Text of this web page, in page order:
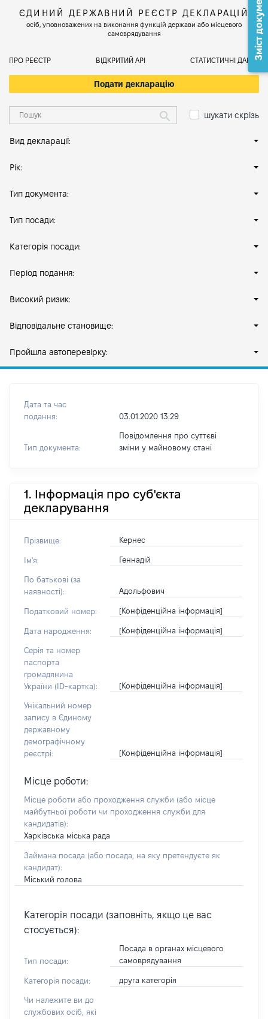
ЄДИНИЙ ДЕРЖАВНИЙ РЕЄСТР ДЕКЛАРАЦІЙ
осіб, уповноважених на виконання функцій держави або місцевого
самоврядування
ПРО РЕЄСТР ВІДКРИТИЙ АРІ СТАТИСТИЧНІ ДАНІ
Подати декларацію
шукати скрізь
Вид декларації:
Рік:
Тип документа:
Тип посади:
Категорія посади:
Період подання:
Високий ризик:
Відповідальне становище:
Пройшла автоперевірку:
Дата та час
подання:
03.01.2020 13:29
Тип документа:
Повідомлення про суттєві
зміни y майновому стані
1. Інформація про суб'єкта
декларування
Прізвище: Кернес
Ім'я: Геннадій
По батькові (за
наявності):
Адольфович
Податковий номер: [Конфіденційна інформація]
Дата народження: [Конфіденційна інформація]
Серія та номер
паспорта
громадянина
України (ID-картка):
[Конфіденційна інформація]
Унікальний номер
запису в Єдиному
державному
демографічному
реєстрі:
[Конфіденційна інформація]
Місце роботи:
Місце роботи або проходження служби (або місце
майбутньої роботи чи проходження служби для
кандидатів):
Харківська міська рада
Займана посада (або посада, на яку претендуєте як
кандидат):
Міський голова
Категорія посади (заповніть, якщо це вас
стосується):
Тип посади:
Посада в органах місцевого
самоврядування
Категорія посади: друга категорія
Чи належите ви до
службових осіб, які
Зміст документа